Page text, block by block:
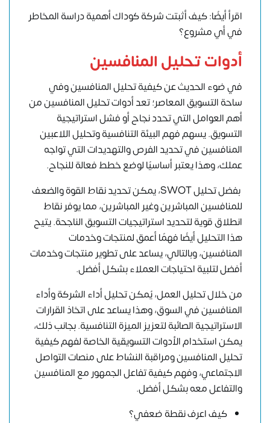
اقرأ أيضًا: كيف أثبتت شركة كوداك أهمية دراسة المخاطر
في أي مشروع؟
أدوات تحليل المنافسين
في ضوء الحديث عن كيفية تحليل المنافسين وفي
ساحة التسويق المعاصر؛ تعد أدوات تحليل المنافسين من
أهم العوامل التي تحدد نجاح أو فشل استراتيجية
التسويق. يسهم فهم البيئة التنافسية وتحليل اللاعبين
المنافسين في تحديد الفرص والتهديدات التي تواجه
عملك، وهذا يعتبر أساسيًا لوضع خطط فعالة للنجاح.
بفضلتحليل SWOT
، يمكن تحديد نقاط القوة والضعف
للمنافسين المباشرين وغير المباشرين، مما يوفر نقاط
انطلاق قوية لتحديد استراتيجيات التسويق الناجحة. يتيح
هذا التحليل أيضًا فهمًا أعمق لمنتجات وخدمات
المنافسين، وبالتالي، يساعد على تطوير منتجات وخدمات
أفضل لتلبية احتياجات العملاء بشكل أفضل.
من خلال تحليل العمل، يُمكن تحليل أداء الشركة وأداء
المنافسين في السوق، وهذا يساعد على اتخاذ القرارات
الاستراتيجية الصائبة لتعزيز الميزة التنافسية. بجانب ذلك،
يمكن استخدام الأدوات التسويقية الخاصة لفهم كيفية
تحليل المنافسين ومراقبة النشاط على منصات التواصل
الاجتماعي، وفهم كيفية تفاعل الجمهور مع المنافسين
والتفاعل معه بشكل أفضل.
كيف اعرف نقطة ضعفي؟